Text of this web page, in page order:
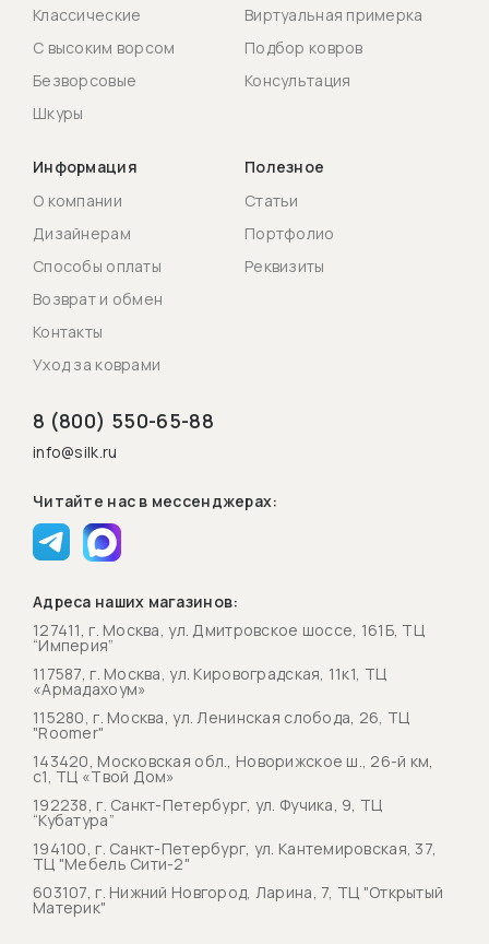
Классические
С высоким ворсом
Безворсовые
Шкуры
Виртуальная примерка
Подбор ковров
Консультация
Информация
О компании
Дизайнерам
Способы оплаты
Возврат и обмен
Контакты
Уход за коврами
Полезное
Статьи
Портфолио
Реквизиты
8 (800) 550-65-88
info@silk.ru
Читайте нас в мессенджерах:
Адреса наших магазинов:
127411, г. Москва, ул. Дмитровское шоссе, 161Б, ТЦ
“Империя”
117587, г. Москва, ул. Кировоградская, 11к1, ТЦ
«Армадахоум»
115280, г. Москва, ул. Ленинская слобода, 26, ТЦ
"Roomer"
143420, Московская обл., Новорижское ш., 26-й км,
с1, ТЦ «Твой Дом»
192238, г. Санкт-Петербург, ул. Фучика, 9, ТЦ
“Кубатура”
194100, г. Санкт-Петербург, ул. Кантемировская, 37,
ТЦ "Мебель Сити-2"
603107, г. Нижний Новгород, Ларина, 7, ТЦ "Открытый
Материк"